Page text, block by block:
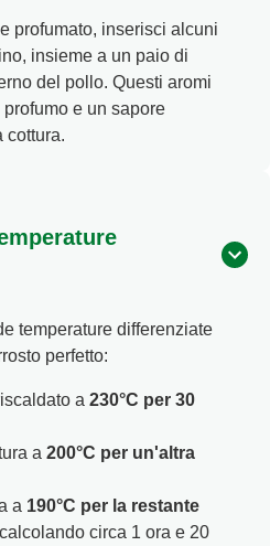
profumato, inserisci alcuni
insieme a un paio di
del pollo. Questi aromi
e un sapore
cottura.
temperature differenziate
perfetto:
a 230°C per 30
a 200°C per un'altra
a 190°C per la restante
circa 1 ora e 20